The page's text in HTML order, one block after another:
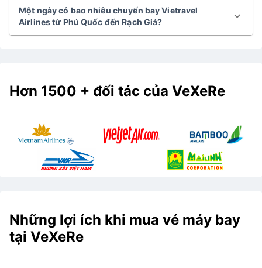
Một ngày có bao nhiêu chuyến bay Vietravel
Airlines từ Phú Quốc đến Rạch Giá?
Hơn 1500 + đối tác của VeXeRe
Những lợi ích khi mua vé máy bay
tại VeXeRe